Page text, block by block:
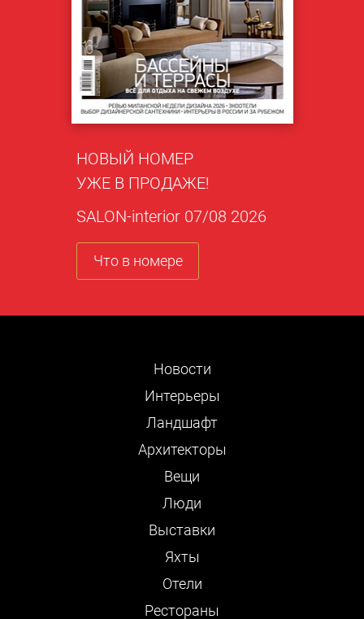
НОВЫЙ НОМЕР
УЖЕ В ПРОДАЖЕ!
SALON-interior 07/08 2026
Что в номере
Новости
Интерьеры
Ландшафт
Архитекторы
Вещи
Люди
Выставки
Яхты
Отели
Рестораны